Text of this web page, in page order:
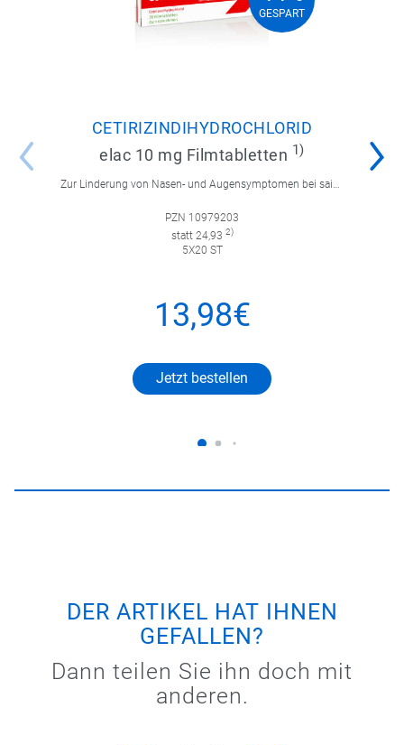
GESPART
GESPART
CETIRIZINDIHYDROCHLORID
elac 10 mg Filmtabletten 1)
PZN 10979203
statt 24,93 2)
5X20 ST
13,98€
Jetzt bestellen
DER ARTIKEL HAT IHNEN
GEFALLEN?
Dann teilen Sie ihn doch mit
anderen.